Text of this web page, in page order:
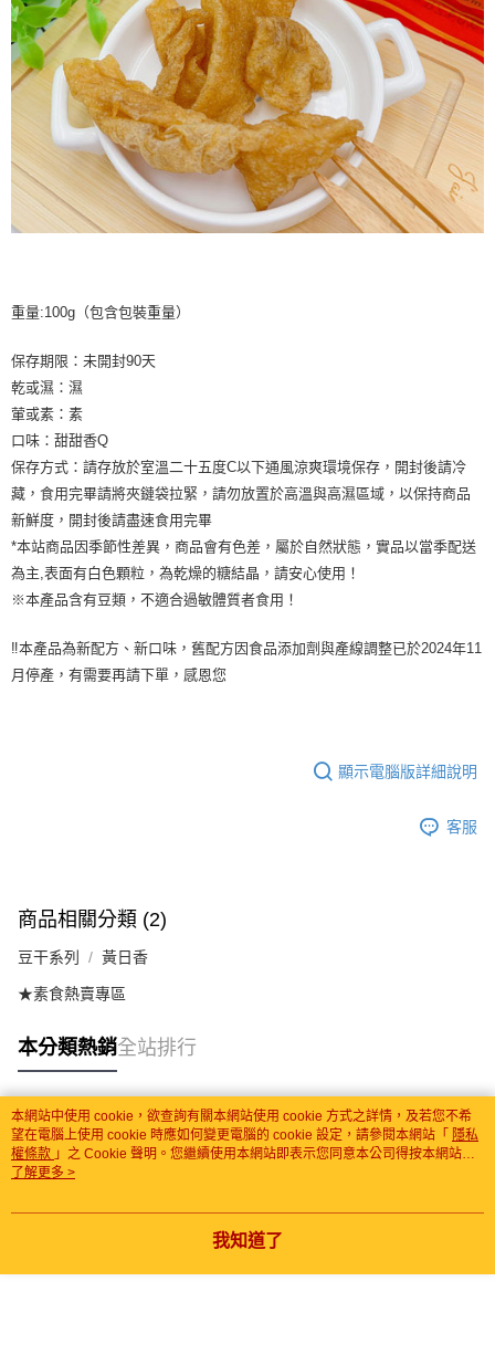
重量:100g（包含包裝重量）
保存期限：未開封90天
乾或濕：濕
葷或素：素
口味：甜甜香Q
保存方式：請存放於室溫二十五度C以下通風涼爽環境保存，開封後請冷
藏，食用完畢請將夾鏈袋拉緊，請勿放置於高溫與高濕區域，以保持商品
新鮮度，開封後請盡速食用完畢
*本站商品因季節性差異，商品會有色差，屬於自然狀態，實品以當季配送
為主,表面有白色顆粒，為乾燥的糖結晶，請安心使用！
※本產品含有豆類，不適合過敏體質者食用！
‼️本產品為新配方、新口味，舊配方因食品添加劑與產線調整已於2024年11
月停產，有需要再請下單，感恩您
顯示電腦版詳細說明
客服
商品相關分類 (2)
豆干系列 黃日香
★素食熱賣專區
本分類熱銷全站排行
熱門標籤
本網站中使用 cookie，欲查詢有關本網站使用 cookie 方式之詳情，及若您不希
望在電腦上使用 cookie 時應如何變更電腦的 cookie 設定，請參閱本網站「 隱私
權條款 」之 Cookie 聲明。您繼續使用本網站即表示您同意本公司得按本網站使
用條款之 Cookie 聲明使用 cookie。
了解更多 >
我知道了